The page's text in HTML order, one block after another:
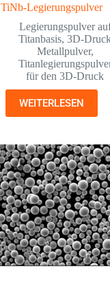
TiNb-Legierungspulver
Legierungspulver
Titanbasis,3D-
Metallpulver,
für den 3D-Druck
WEITERLESEN